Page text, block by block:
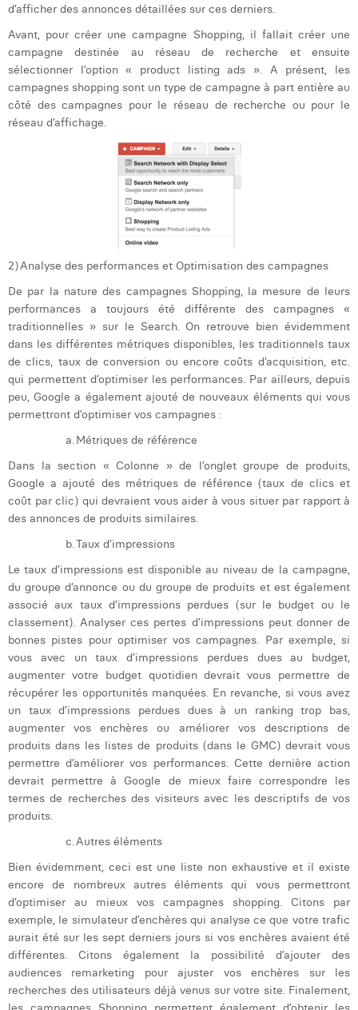
Mathias Segers
Matthias Langenaeker
Ninon Chevalier
Olivia Lohest
Pieter Maesmans
Sebastiaan Reeskamp
Thomas Riis
Victor Hayot
William Rezette
Yaël Vanhoe
d’afficher des annonces détaillées sur ces derniers.
Avant, pour créer une campagne Shopping, il fallait créer une
campagne destinée au réseau de recherche et ensuite
sélectionner l’option « product listing ads ». A présent, les
campagnes shopping sont un type de campagne à part entière au
côté des campagnes pour le réseau de recherche ou pour le
réseau d’affichage.
2)Analyse des performances et Optimisation des campagnes
De par la nature des campagnes Shopping, la mesure de leurs
performances a toujours été différente des campagnes «
traditionnelles » sur le Search. On retrouve bien évidemment
dans les différentes métriques disponibles, les traditionnels taux
de clics, taux de conversion ou encore coûts d’acquisition, etc.
qui permettent d’optimiser les performances. Par ailleurs, depuis
peu, Google a également ajouté de nouveaux éléments qui vous
permettront d’optimiser vos campagnes :
a. Métriques de référence
Dans la section « Colonne » de l’onglet groupe de produits,
Google a ajouté des métriques de référence (taux de clics et
coût par clic) qui devraient vous aider à vous situer par rapport à
des annonces de produits similaires.
b. Taux d’impressions
Le taux d’impressions est disponible au niveau de la campagne,
du groupe d’annonce ou du groupe de produits et est également
associé aux taux d’impressions perdues (sur le budget ou le
classement). Analyser ces pertes d’impressions peut donner de
bonnes pistes pour optimiser vos campagnes. Par exemple, si
vous avec un taux d’impressions perdues dues au budget,
augmenter votre budget quotidien devrait vous permettre de
récupérer les opportunités manquées. En revanche, si vous avez
un taux d’impressions perdues dues à un ranking trop bas,
augmenter vos enchères ou améliorer vos descriptions de
produits dans les listes de produits (dans le GMC) devrait vous
permettre d’améliorer vos performances. Cette dernière action
devrait permettre à Google de mieux faire correspondre les
termes de recherches des visiteurs avec les descriptifs de vos
produits.
c. Autres éléments
Bien évidemment, ceci est une liste non exhaustive et il existe
encore de nombreux autres éléments qui vous permettront
d’optimiser au mieux vos campagnes shopping. Citons par
exemple, le simulateur d’enchères qui analyse ce que votre trafic
aurait été sur les sept derniers jours si vos enchères avaient été
différentes. Citons également la possibilité d’ajouter des
audiences remarketing pour ajuster vos enchères sur les
recherches des utilisateurs déjà venus sur votre site. Finalement,